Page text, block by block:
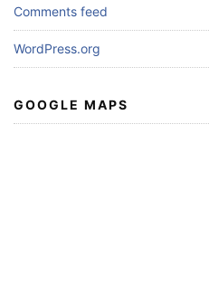
Comments feed
WordPress.org
GOOGLE MAPS